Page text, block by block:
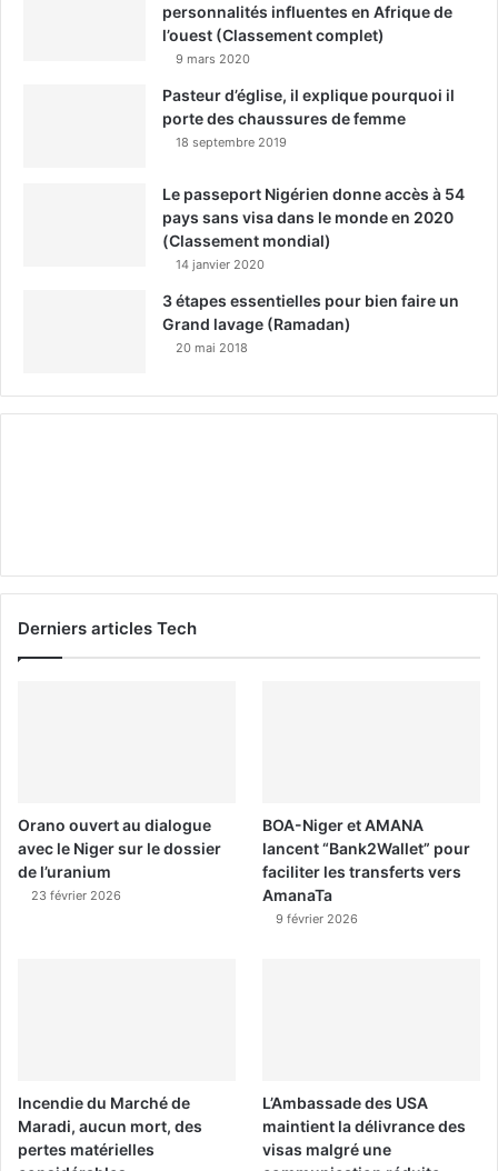
personnalités influentes en Afrique de
l’ouest (Classement complet)
9 mars 2020
Pasteur d’église, il explique pourquoi il
porte des chaussures de femme
18 septembre 2019
Le passeport Nigérien donne accès à 54
pays sans visa dans le monde en 2020
(Classement mondial)
14 janvier 2020
3 étapes essentielles pour bien faire un
Grand lavage (Ramadan)
20 mai 2018
Derniers articles Tech
Orano ouvert au dialogue
avec le Niger sur le dossier
de l’uranium
23 février 2026
BOA-Niger et AMANA
lancent “Bank2Wallet” pour
faciliter les transferts vers
AmanaTa
9 février 2026
Incendie du Marché de
Maradi, aucun mort, des
pertes matérielles
L’Ambassade des USA
maintient la délivrance des
visas malgré une